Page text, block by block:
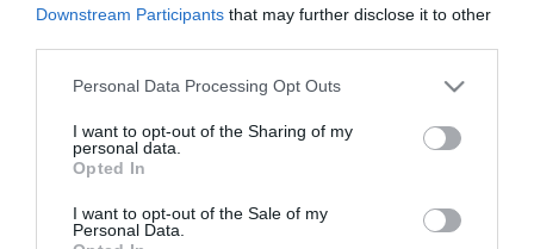
Downstream Participants that may further disclose it to other
Please note that this website/app uses one or more Google
not limited to your visit or usage behaviour. You may click to
grant or deny consent to Google and its third-party tags to
use your data for below specified purposes in below Google
consent section.
Personal Data Processing Opt Outs
I want to opt-out of the Sharing of my
personal data.
Opted In
I want to opt-out of the Sale of my
Personal Data.
KŐBE VÉSVE: AZ EDDIG ISMERT LEGŐSIBB EURÓPAI TÉRKÉPET
Európa legősibb, ismert területet ábrázoló térképét találhatták
meg egy kőlapba vésve kutatók Franciaországban – írja a
Bournemouth-i Egyetem honlapja az MTI szerint. A két
méterszer másfél mét...
ÚJ TURISZTIKAI ATTRAKCIÓVAL GAZDAGODOTT A TISZA-TÓ